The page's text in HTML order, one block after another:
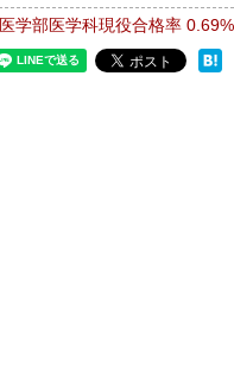
医学部医学科現役合格率 0.69%